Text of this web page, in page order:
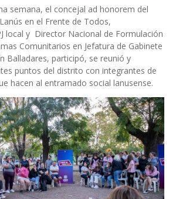
semana, el concejal ad honorem del
en el Frente de Todos,
local y Director Nacional de Formulación
Comunitarios en Jefatura de Gabinete
Balladares, participó, se reunió y
puntos del distrito con integrantes de
hacen al entramado social lanusense.